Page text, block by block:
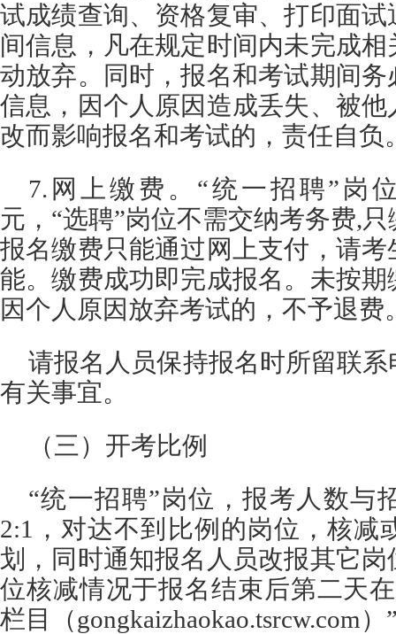
试成绩查询、资格复审、打印面
间信息，凡在规定时间内未完成
动放弃。同时，报名和考试期间
信息，因个人原因造成丢失、被
改而影响报名和考试的，责任自负
7.网上缴费。“统一招聘”岗
元，“选聘”岗位不需交纳考务费,
报名缴费只能通过网上支付，请
能。缴费成功即完成报名。未按
因个人原因放弃考试的，不予退费
请报名人员保持报名时所留联
有关事宜。
（三）开考比例
“统一招聘”岗位，报考人数与
2:1，对达不到比例的岗位，核减
划，同时通知报名人员改报其它
位核减情况于报名结束后第二天
栏目（gongkaizhaokao.tsrcw.com）